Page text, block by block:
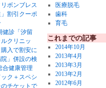
ボンブレス
割引クーポ
健診「汐留
クリニッ
入で割安に
」併設の検
合健康管理
ク＋スペシ
チケットで
医療脱毛
歯科
育毛
これまでの記事
2014年10月
2013年4月
2013年3月
2013年2月
2012年6月